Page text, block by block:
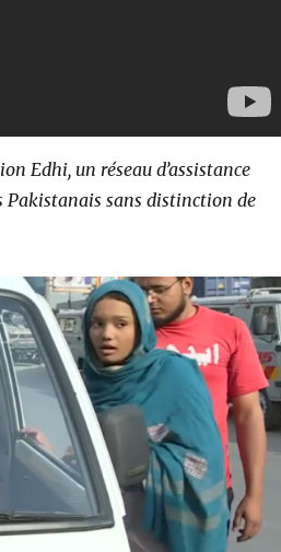
Edhi, un réseau d’assistance
Pakistanais sans distinction de